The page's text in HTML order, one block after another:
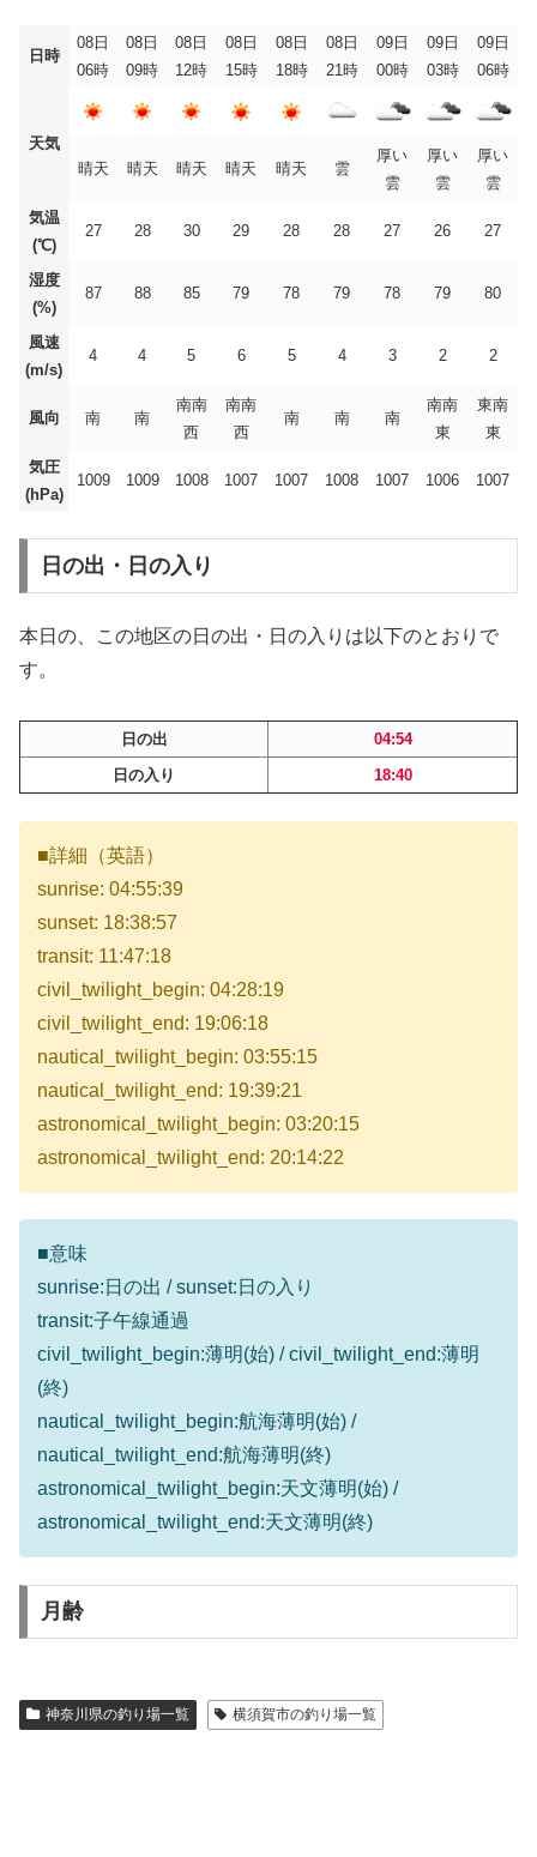
日時
08日
06時
08日
09時
08日
12時
08日
15時
08日
18時
08日
21時
09日
00時
09日
03時
09日
06時
天気
晴天
晴天 晴天 晴天 晴天 雲
厚い
雲
厚い
雲
厚い
雲
気温
(℃)
27 28 30 29 28 28 27 26 27
湿度
(%)
87 88 85 79 78 79 78 79 80
風速
(m/s)
4 4 5 6 5 4 3 2 2
風向 南 南
南南
西
南南
西
南 南 南
南南
東
東南
東
気圧
(hPa)
1009 1009 1008 1007 1007 1008 1007 1006 1007
日の出・日の入り
本日の、この地区の日の出・日の入りは以下のとおりで
す。
日の出
04:54
日の入り
18:40
■詳細（英語）
sunrise: 04:55:39
sunset: 18:38:57
transit: 11:47:18
civil_twilight_begin: 04:28:19
civil_twilight_end: 19:06:18
nautical_twilight_begin: 03:55:15
nautical_twilight_end: 19:39:21
astronomical_twilight_begin: 03:20:15
astronomical_twilight_end: 20:14:22
■意味
sunrise:日の出 / sunset:日の入り
transit:子午線通過
civil_twilight_begin:薄明(始) / civil_twilight_end:薄明
(終)
nautical_twilight_begin:航海薄明(始) /
nautical_twilight_end:航海薄明(終)
astronomical_twilight_begin:天文薄明(始) /
astronomical_twilight_end:天文薄明(終)
月齢
神奈川県の釣り場一覧 横須賀市の釣り場一覧